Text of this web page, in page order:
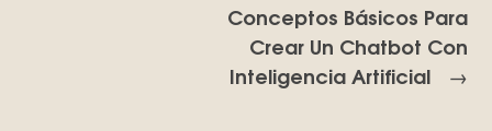
Conceptos Básicos Para
Crear Un Chatbot Con
Inteligencia Artificial
→